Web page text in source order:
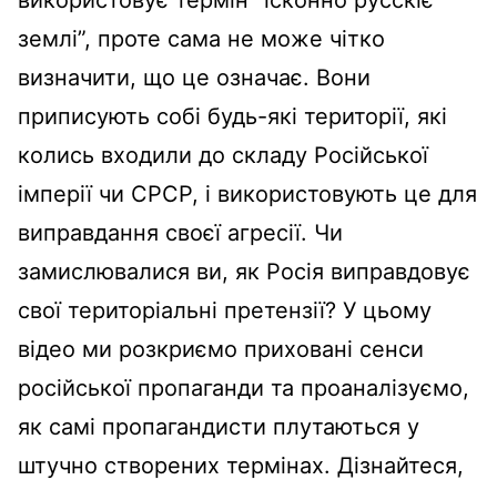
землі”, проте сама не може чітко
визначити, що це означає. Вони
приписують собі будь-які території, які
колись входили до складу Російської
імперії чи СРСР, і використовують це для
виправдання своєї агресії. Чи
замислювалися ви, як Росія виправдовує
свої територіальні претензії? У цьому
відео ми розкриємо приховані сенси
російської пропаганди та проаналізуємо,
як самі пропагандисти плутаються у
штучно створених термінах. Дізнайтеся,